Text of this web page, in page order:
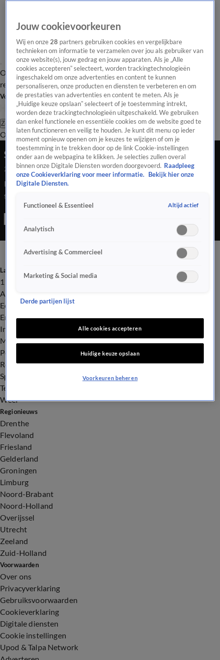
Overzicht Laatste nieuws Regionieuws Het beste van Hart
Tip de
redactie
Volg Hart van Nederland
Zoeken
OverzichtRegioUitzendingenWeerTip de redactiePanelVideo's
Steekpartij in supermarkt Bergen op Zoom
2 sep 2024, 16:25
In Bergen op Zoom is een supermarkt opgeschrikt door een
steekincident. De dader is op de vlucht.
Laatste nieuws
112
Advies & Tips
Economie
Entertainment
Infrastructuur
Milieu en Gezondheid
Politiek
Royalty
Sport
Tech
Weer
Regionieuws
Drenthe
Flevoland
Friesland
Gelderland
Groningen
Limburg
Noord-Brabant
Noord-Holland
Overijssel
Utrecht
Zeeland
Zuid-Holland
Voorwaarden
Over ons
Privacyverklaring
Gebruiksvoorwaarden
Cookieverklaring
Digitale diensten
Cookie instellingen
Upod & Talpa Network
Jouw cookievoorkeuren
Wij en onze28 partners gebruiken cookies en vergelijkbare
technieken om informatie te verzamelen over jou als gebruiker van
onze website(s), jouw gedrag en jouw apparaten. Als je „Alle
cookies accepteren” selecteert, worden trackingtechnologieën
ingeschakeld om onze advertenties en content te kunnen
personaliseren, onze producten en diensten te verbeteren en om
de prestaties van advertenties en content te meten. Als je
„Huidige keuze opslaan” selecteert of je toestemming intrekt,
worden deze trackingtechnologieën uitgeschakeld. We gebruiken
dan enkel functionele en essentiële cookies om de website goed te
laten functioneren en veilig te houden. Je kunt dit menu op ieder
moment opnieuw openen om je keuzes te wijzigen of om je
toestemming in te trekken door op de link Cookie-instellingen
onder aan de webpagina te klikken. Je selecties zullen overal
binnen onze Digitale Diensten worden doorgevoerd. Raadpleeg
onze Cookieverklaring voor meer informatie.
Bekijk hier onze
Digitale Diensten.
Functioneel & Essentieel Altijd actief
Analytisch
Advertising & Commercieel
Marketing & Social media
Derde partijen lijst
Alle cookies accepteren
Huidige keuze opslaan
Voorkeuren beheren